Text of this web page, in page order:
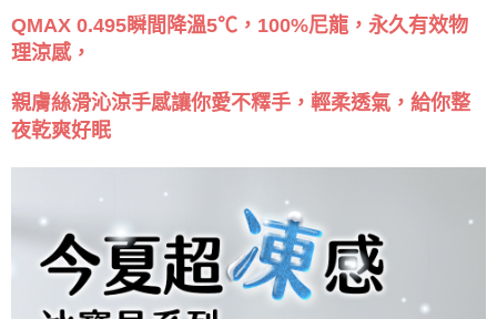
QMAX 0.495瞬間降溫5℃，100%尼龍，永久有效物
理涼感，
親膚絲滑沁涼手感讓你愛不釋手，輕柔透氣，給你整
夜乾爽好眠